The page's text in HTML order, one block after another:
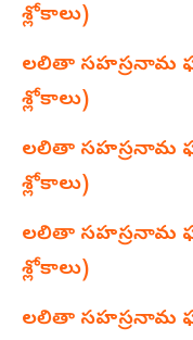
శ్లోకాలు)
లలితా సహస్రనామ
శ్లోకాలు)
లలితా సహస్రనామ
శ్లోకాలు)
లలితా సహస్రనామ
శ్లోకాలు)
లలితా సహస్రనామ